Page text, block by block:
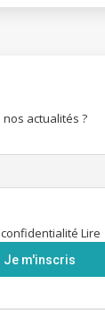
actualités ?
Lire